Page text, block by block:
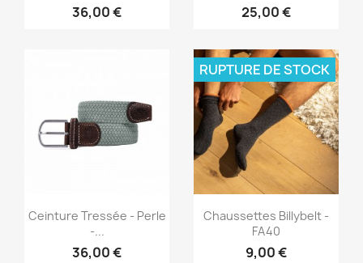
36,00 € 25,00 €
Aperçu rapide
Ceinture Tressée - Perle
-...
36,00 €
Aperçu rapide
Chaussettes Billybelt -
FA40
9,00 €
RUPTURE DE STOCK